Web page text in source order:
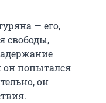
— его,
свободы,
он попытался
он